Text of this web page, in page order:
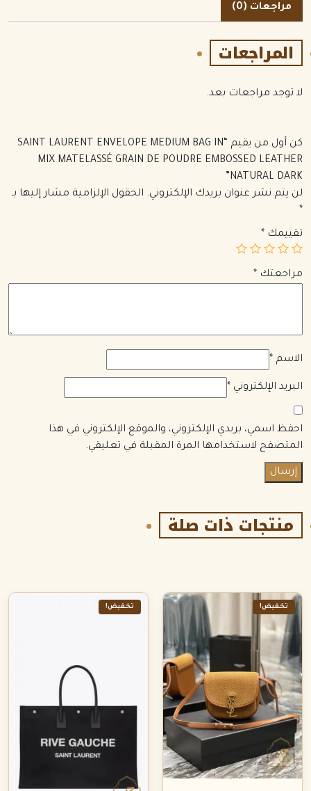
مراجعات (0)
المراجعات
لا توجد مراجعات بعد.
كن أول من يقيم “SAINT LAURENT ENVELOPE MEDIUM BAG IN
MIX MATELASSÉ GRAIN DE POUDRE EMBOSSED LEATHER
NATURAL DARK”
لن يتم نشر عنوان بريدك الإلكتروني. الحقول الإلزامية مشار إليها بـ
*
تقييمك *
مراجعتك *
الاسم *
البريد الإلكتروني *
احفظ اسمي، بريدي الإلكتروني، والموقع الإلكتروني في هذا
المتصفح لاستخدامها المرة المقبلة في تعليقي.
منتجات ذات صلة
تخفيض! تخفيض!